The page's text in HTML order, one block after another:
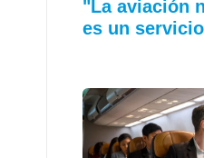
"La aviación
es un